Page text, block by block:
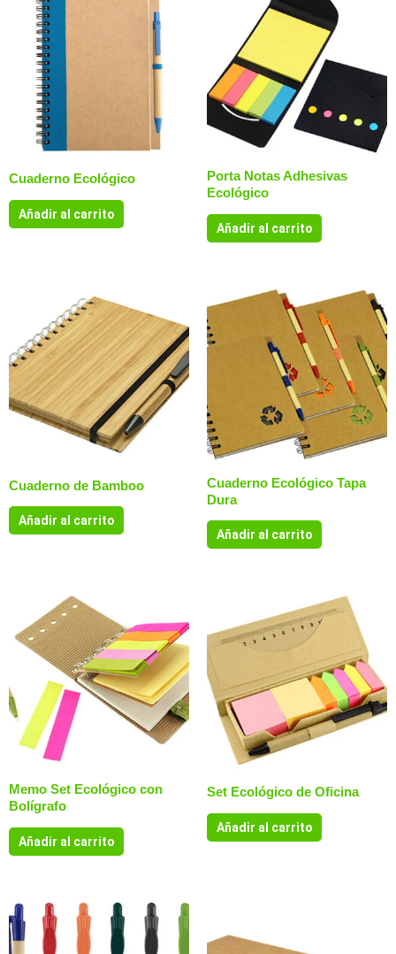
Cuaderno Ecológico
Añadir al carrito
Porta Notas Adhesivas
Ecológico
Añadir al carrito
Cuaderno de Bamboo
Añadir al carrito
Cuaderno Ecológico Tapa
Dura
Añadir al carrito
Memo Set Ecológico con
Bolígrafo
Añadir al carrito
Set Ecológico de Oficina
Añadir al carrito